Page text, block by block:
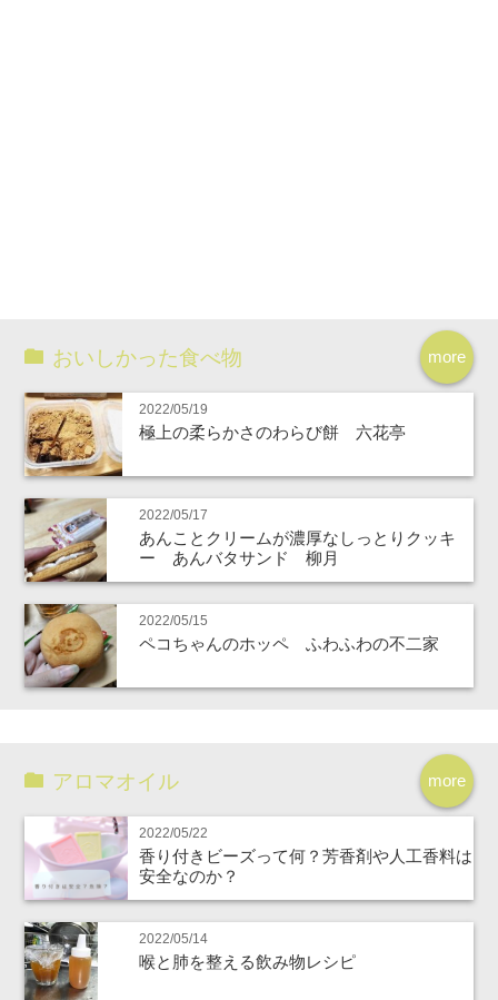
more
おいしかった食べ物
2022/05/19
極上の柔らかさのわらび餅 六花亭
2022/05/17
あんことクリームが濃厚なしっとりクッキ
ー あんバタサンド 柳月
2022/05/15
ペコちゃんのホッペ ふわふわの不二家
more
アロマオイル
2022/05/22
香り付きビーズって何？芳香剤や人工香料は
安全なのか？
2022/05/14
喉と肺を整える飲み物レシピ